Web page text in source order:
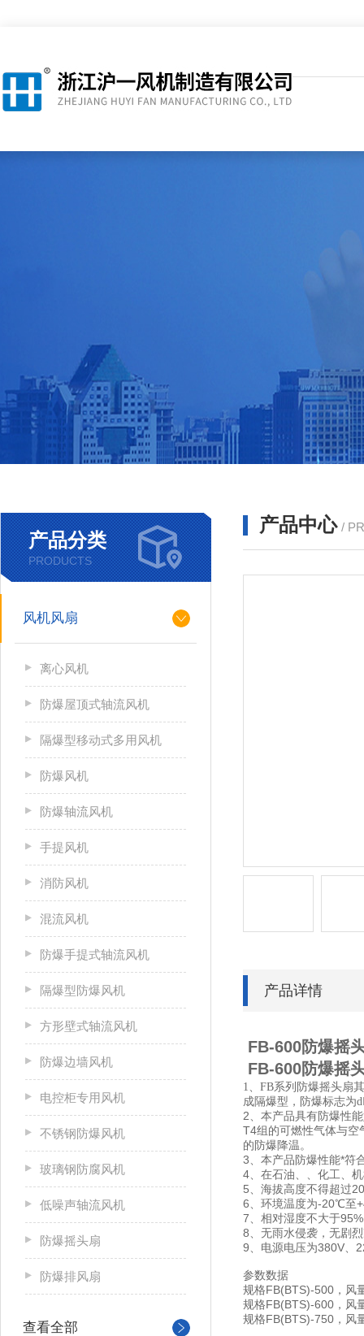
产品分类
PRODUCTS
风机风扇
离心风机
防爆屋顶式轴流风机
隔爆型移动式多用风机
防爆风机
防爆轴流风机
手提风机
消防风机
混流风机
防爆手提式轴流风机
隔爆型防爆风机
方形壁式轴流风机
防爆边墙风机
电控柜专用风机
不锈钢防爆风机
玻璃钢防腐风机
低噪声轴流风机
防爆摇头扇
防爆排风扇
查看全部
产品中心 /
产品详情
FB-600防爆摇
FB-600防爆摇
1、FB系列防爆摇头扇
成隔爆型，防爆标志为
2、本产品具有防爆性
T4组的可燃性气体与空
的防爆降温。
3、本产品防爆性能*符
4、在石油、、化工、
5、海拔高度不得超过
6、环境温度为-20℃至
7、相对湿度不大于
8、无雨水侵袭，无剧
9、电源电压为380V、
参数数据
规格FB(BTS)-500，风
规格FB(BTS)-600，风
规格FB(BTS)-750，风